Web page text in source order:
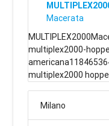
Macerata
multiplex2000-
multiplex2000
Milano